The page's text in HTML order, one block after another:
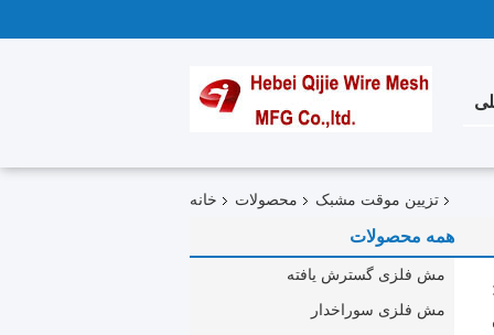
خانه محصولات تزیین موقت مشبک
همه محصولات
مش فلزی گسترش یافته
مش فلزی سوراخدار